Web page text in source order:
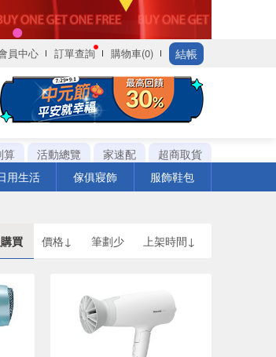
員中心 訂單查詢 購物車(0) 結帳
算 活動總覽 家速配
超商取貨
用生活 傢俱寢飾 服飾鞋包
買 價格↓ 筆劃少 上架時間↓